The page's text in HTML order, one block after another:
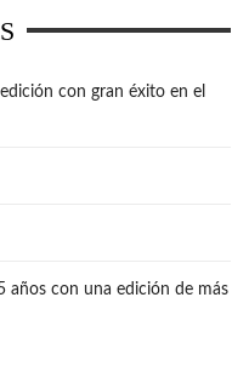
con gran éxito en el
años con una edición de más